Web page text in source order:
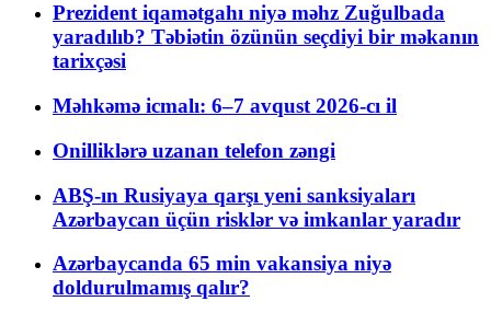
Prezident iqamətgahı niyə məhz Zuğulbada
yaradılıb? Təbiətin özünün seçdiyi bir məkanın
tarixçəsi
Məhkəmə icmalı: 6–7 avqust 2026-cı il
Onilliklərə uzanan telefon zəngi
ABŞ-ın Rusiyaya qarşı yeni sanksiyaları
Azərbaycan üçün risklər və imkanlar yaradır
Azərbaycanda 65 min vakansiya niyə
doldurulmamış qalır?